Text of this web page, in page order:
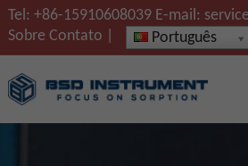
Tel: +86-15910608039E-mail:
Sobre Contato Português